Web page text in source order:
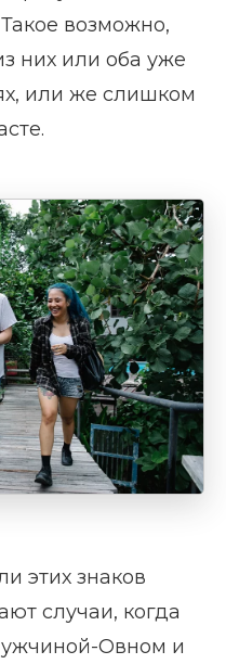
возможно,
них или оба уже
или же слишком
этих знаков
случаи, когда
Овном и